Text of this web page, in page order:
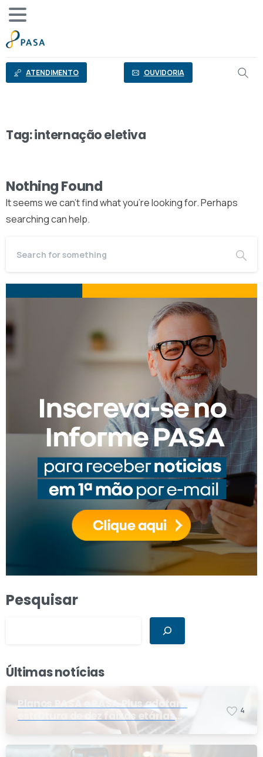
conteúdo
ATENDIMENTO OUVIDORIA
Tag:internação eletiva
Nothing Found
It seems we can’t find what you’re looking for. Perhaps
searching can help.
Pesquisar
Últimas notícias
Planos PASA e PASA Plus adotam
estrutura de dez faixas etárias
conforme exigência da ANS e do STF
4